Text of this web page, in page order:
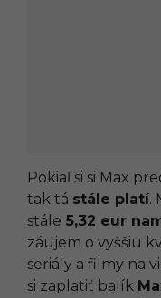
Pokiaľ si si Max
tak tá stále platí.
stále 5,32 eur
záujem o vyššiu
seriály a filmy na
si zaplatiť balík